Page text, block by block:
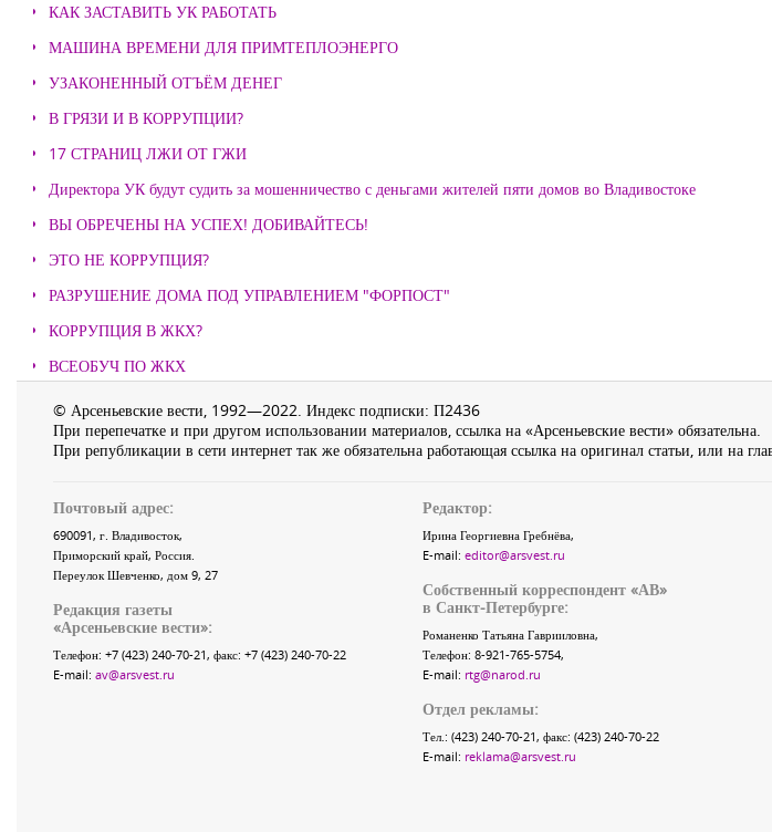
КАК ЗАСТАВИТЬ УК РАБОТАТЬ
МАШИНА ВРЕМЕНИ ДЛЯ ПРИМТЕПЛОЭНЕРГО
УЗАКОНЕННЫЙ ОТЪЁМ ДЕНЕГ
В ГРЯЗИ И В КОРРУПЦИИ?
17 СТРАНИЦ ЛЖИ ОТ ГЖИ
Директора УК будут судить за мошенничество с деньгами жителей пяти домов во Владивостоке
ВЫ ОБРЕЧЕНЫ НА УСПЕХ! ДОБИВАЙТЕСЬ!
ЭТО НЕ КОРРУПЦИЯ?
РАЗРУШЕНИЕ ДОМА ПОД УПРАВЛЕНИЕМ "ФОРПОСТ"
КОРРУПЦИЯ В ЖКХ?
ВСЕОБУЧ ПО ЖКХ
© Арсеньевские вести, 1992—2022. Индекс подписки: П2436
При перепечатке и при другом использовании материалов, ссылка на «Арсеньевские вести» обязательна.
При републикации в сети интернет так же обязательна работающая ссылка на оригинал статьи, или на
Почтовый адрес:
690091, г. Владивосток,
Приморский край, Россия.
Переулок Шевченко, дом 9, 27
Редакция газеты
«Арсеньевские вести»:
Телефон: +7 (423) 240-70-21, факс: +7 (423) 240-70-22
E-mail: av@arsvest.ru
Редактор:
Ирина Георгиевна Гребнёва,
E-mail: editor@arsvest.ru
Собственный корреспондент «АВ»
в Санкт-Петербурге:
Романенко Татьяна Гаврииловна,
Телефон: 8-921-765-5754,
E-mail: rtg@narod.ru
Отдел рекламы:
Тел.: (423) 240-70-21, факс: (423) 240-70-22
E-mail: reklama@arsvest.ru